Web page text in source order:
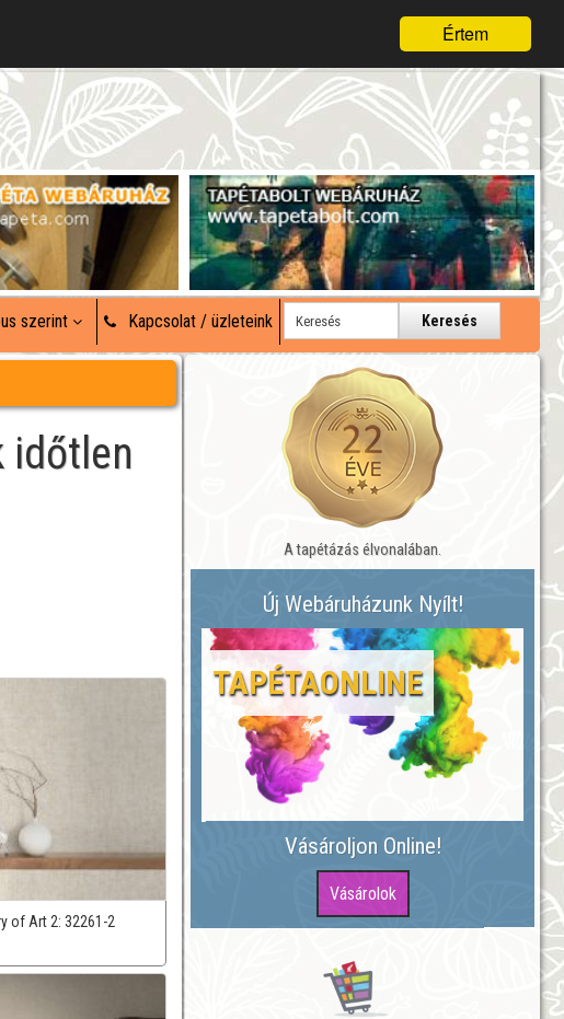
Értem
szerint Kapcsolat / üzleteink Keresés
időtlen
of Art 2:32261-2
A tapétázás élvonalában.
Új Webáruházunk Nyílt!
TAPÉTAONLINE
Vásároljon Online!